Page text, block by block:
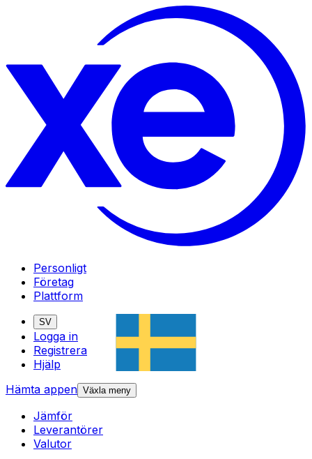
Personligt
Företag
Plattform
SV
Logga in
Registrera
Hjälp
Hämta appen Växla meny
Jämför
Leverantörer
Valutor